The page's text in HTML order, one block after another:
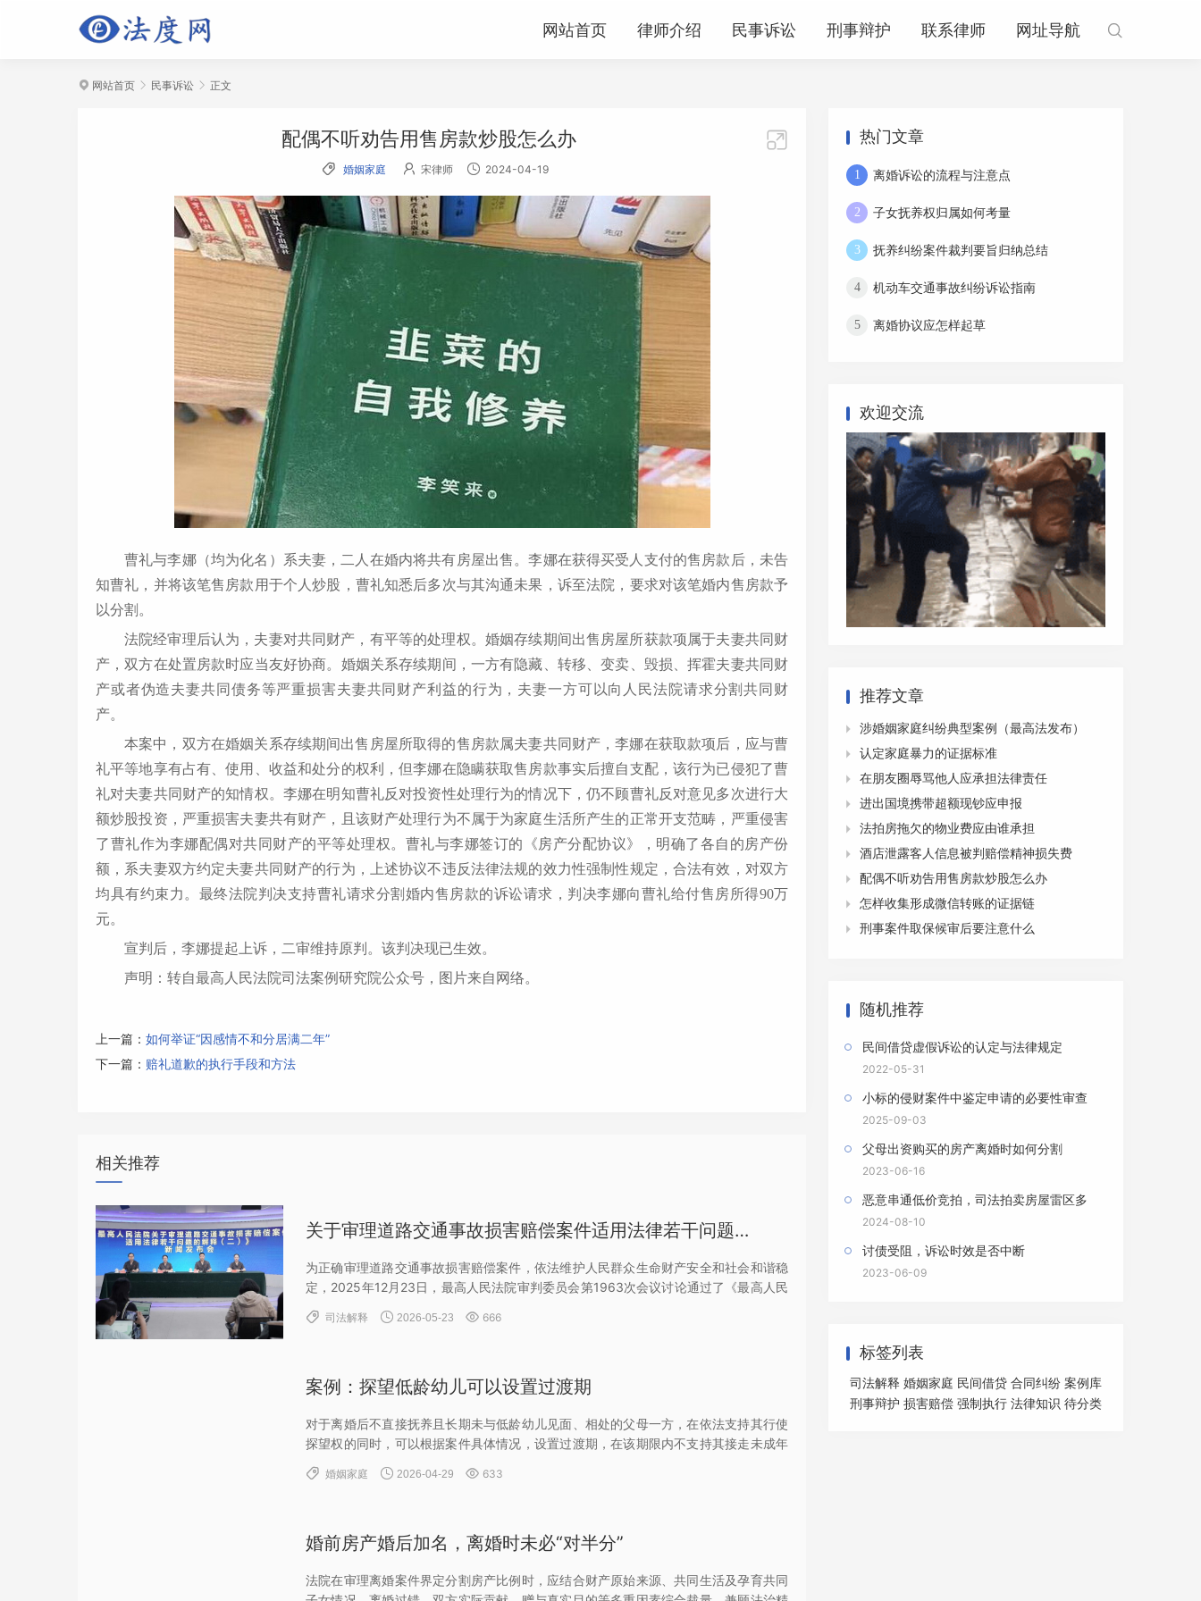

网站首页 律师介绍 民事诉讼 刑事辩护 联系律师 网址导航
 网站首页  民事诉讼  正文

配偶不听劝告用售房款炒股怎么办
 婚姻家庭  宋律师  2024-04-19
曹礼与李娜（均为化名）系夫妻，二人在婚内将共有房屋出售。李娜在获得买受人支付的售房款后，未告
知曹礼，并将该笔售房款用于个人炒股，曹礼知悉后多次与其沟通未果，诉至法院，要求对该笔婚内售房款予
以分割。
法院经审理后认为，夫妻对共同财产，有平等的处理权。婚姻存续期间出售房屋所获款项属于夫妻共同财
产，双方在处置房款时应当友好协商。婚姻关系存续期间，一方有隐藏、转移、变卖、毁损、挥霍夫妻共同财
产或者伪造夫妻共同债务等严重损害夫妻共同财产利益的行为，夫妻一方可以向人民法院请求分割共同财
产。
本案中，双方在婚姻关系存续期间出售房屋所取得的售房款属夫妻共同财产，李娜在获取款项后，应与曹
礼平等地享有占有、使用、收益和处分的权利，但李娜在隐瞒获取售房款事实后擅自支配，该行为已侵犯了曹
礼对夫妻共同财产的知情权。李娜在明知曹礼反对投资性处理行为的情况下，仍不顾曹礼反对意见多次进行大
额炒股投资，严重损害夫妻共有财产，且该财产处理行为不属于为家庭生活所产生的正常开支范畴，严重侵害
了曹礼作为李娜配偶对共同财产的平等处理权。曹礼与李娜签订的《房产分配协议》，明确了各自的房产份
额，系夫妻双方约定夫妻共同财产的行为，上述协议不违反法律法规的效力性强制性规定，合法有效，对双方
均具有约束力。最终法院判决支持曹礼请求分割婚内售房款的诉讼请求，判决李娜向曹礼给付售房所得90万
元。
宣判后，李娜提起上诉，二审维持原判。该判决现已生效。
声明：转自最高人民法院司法案例研究院公众号，图片来自网络。
上一篇： 如何举证“因感情不和分居满二年”
下一篇： 赔礼道歉的执行手段和方法
相关推荐
关于审理道路交通事故损害赔偿案件适用法律若干问题的解释（二）
为正确审理道路交通事故损害赔偿案件，依法维护人民群众生命财产安全和社会和谐稳
定，2025年12月23日，最高人民法院审判委员会第1963次会议讨论通过了《最高人民
法院关于审理道路交通事故损害赔偿案件适用法律若干问题的解释（二）》（以下简称
《...
 司法解释  2026-05-23  666
案例：探望低龄幼儿可以设置过渡期
对于离婚后不直接抚养且长期未与低龄幼儿见面、相处的父母一方，在依法支持其行使
探望权的同时，可以根据案件具体情况，设置过渡期，在该期限内不支持其接走未成年
人进行探望，并允许直接抚养的一方在场陪同探望。
 婚姻家庭  2026-04-29  633
婚前房产婚后加名，离婚时未必“对半分”
法院在审理离婚案件界定分割房产比例时，应结合财产原始来源、共同生活及孕育共同
热门文章
1 离婚诉讼的流程与注意点
2 子女抚养权归属如何考量
3 抚养纠纷案件裁判要旨归纳总结
4 机动车交通事故纠纷诉讼指南
5 离婚协议应怎样起草
欢迎交流
推荐文章
 涉婚姻家庭纠纷典型案例（最高法发布）
 认定家庭暴力的证据标准
 在朋友圈辱骂他人应承担法律责任
 进出国境携带超额现钞应申报
 法拍房拖欠的物业费应由谁承担
 酒店泄露客人信息被判赔偿精神损失费
 配偶不听劝告用售房款炒股怎么办
 怎样收集形成微信转账的证据链
 刑事案件取保候审后要注意什么
随机推荐
民间借贷虚假诉讼的认定与法律规定
2022-05-31
小标的侵财案件中鉴定申请的必要性审查
2025-09-03
父母出资购买的房产离婚时如何分割
2023-06-16
恶意串通低价竞拍，司法拍卖房屋雷区多
2024-08-10
讨债受阻，诉讼时效是否中断
2023-06-09
标签列表
司法解释 婚姻家庭 民间借贷 合同纠纷 案例库
刑事辩护 损害赔偿 强制执行 法律知识 待分类